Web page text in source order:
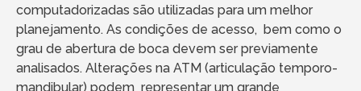
computadorizadas são utilizadas para um melhor
planejamento. As condições de acesso, bem como o
grau de abertura de boca devem ser previamente
analisados. Alterações na ATM (articulação temporo-
mandibular) podem representar um grande